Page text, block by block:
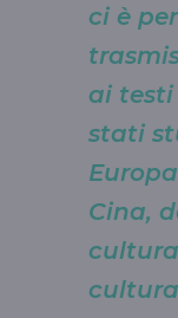
ci è
ai testi
stati
Cina,